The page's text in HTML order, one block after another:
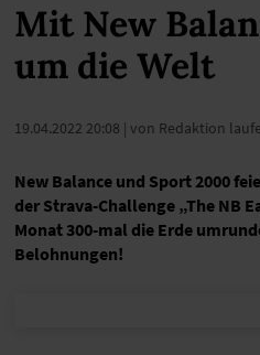
Mit New
um die Welt
19.04.2022 20:08 | von Redaktion
New Balance und Sport 2000
der Strava-Challenge „The NB
Monat 300-mal die Erde
Belohnungen!